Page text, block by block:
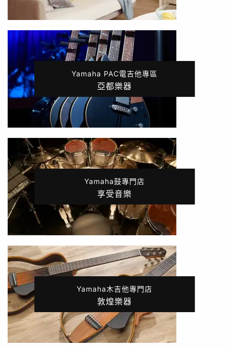
Yamaha PAC電吉他專區
亞都樂器
Yamaha鼓專門店
享受音樂
Yamaha木吉他專門店
敦煌樂器